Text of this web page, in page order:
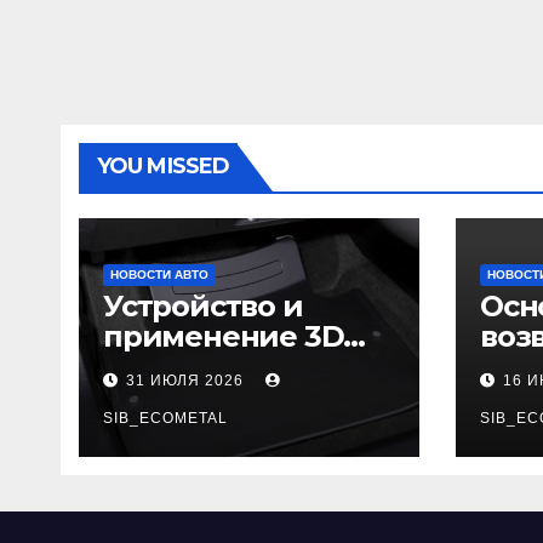
YOU MISSED
НОВОСТИ АВТО
Устройство и
применение 3D
автомобильных
ковриков
31 ИЮЛЯ 2026
SIB_ECOMETAL
16